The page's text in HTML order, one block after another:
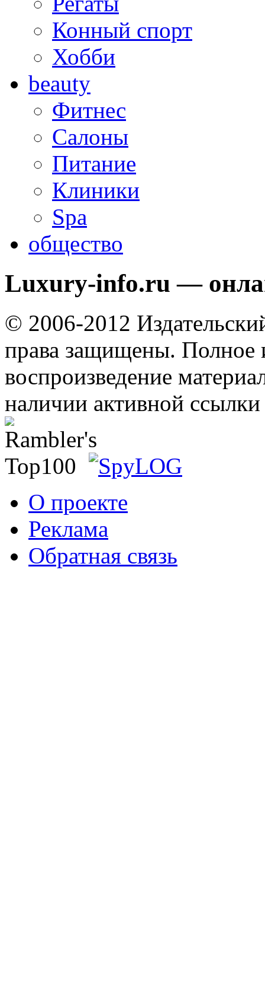
Конный спорт
Хобби
beauty
Фитнес
Салоны
Питание
Клиники
Spa
общество
Luxury-info.ru —
© 2006-2012
права защищены. Полное
воспроизведение
наличии активной ссылки
О проекте
Реклама
Обратная связь